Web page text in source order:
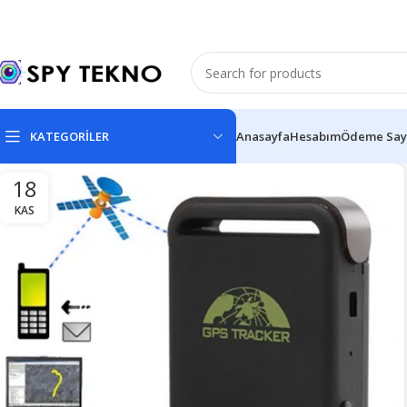
KATEGORİLER AnasayfaHesabımÖdeme
18
KAS